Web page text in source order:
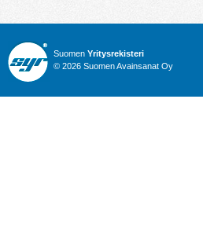
Suomen Yritysrekisteri
© 2026 Suomen Avainsanat Oy